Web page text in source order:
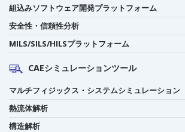
組込みソフトウェア開発プラットフォーム
安全性・信頼性分析
MILS/SILS/HILSプラットフォーム
CAEシミュレーションツール
マルチフィジックス・システムシミュレーション
熱流体解析
構造解析